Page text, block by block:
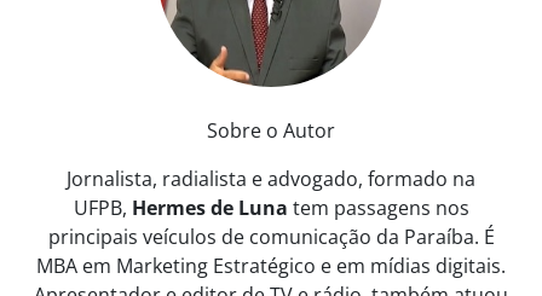
Sobre o Autor
Jornalista, radialista e advogado, formado na
UFPB, Hermes de Luna tem passagens nos
principais veículos de comunicação da Paraíba. É
MBA em Marketing Estratégico e em mídias digitais.